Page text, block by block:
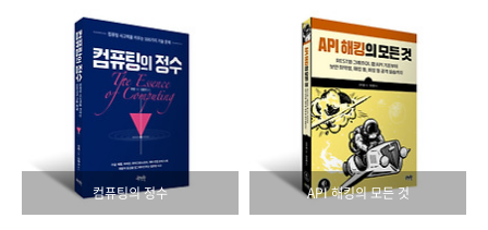
컴퓨팅의 정수 API 해킹의 모든 것